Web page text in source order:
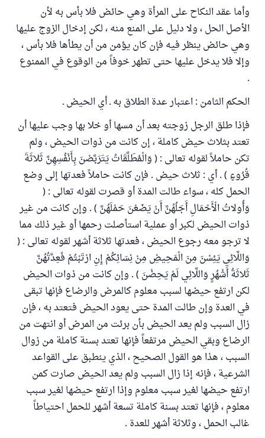
وأما عقد النكاح على المرأة وهي حائض فلا بأس به لأن
الأصل الحل ، ولا دليل على المنع منه ، لكن إدخال الزوج عليها
وهي حائض ينظر فيه فإن كان يؤمن من أن يطأها فلا بأس ،
وإلا فلا يدخل عليها حتى تطهر خوفاً من الوقوع في الممنوع
.
الحكم الثامن : اعتبار عدة الطلاق به ـ أي الحيض ـ
فإذا طلق الرجل زوجته بعد أن مسها أو خلا بها وجب عليها أن
تعتد بثلاث حيض كاملة ، إن كانت من ذوات الحيض ، ولم
تكن حاملاً لقوله تعالى : ( وَالْمُطَلَّقَاتُ يَتَرَبَّصْنَ بِأَنْفُسِهِنَّ ثَلاثَةَ
قُرُوءٍ ) . أي : ثلاث حيض . فإن كانت حاملاً فعدتها إلى وضع
الحمل كله ، سواء طالت المدة أو قصرت لقوله تعالى : (
وَأُولاتُ الْأَحْمَالِ أَجَلُهُنَّ أَنْ يَضَعْنَ حَمْلَهُنَّ ) . وإن كانت من غير
ذوات الحيض لكبر أو عملية استأصلت رحمها أو غير ذلك مما
لا ترجو معه رجوع الحيض ، فعدتها ثلاثة أشهر لقوله تعالى : (
وَاللَّائِي يَئِسْنَ مِنَ الْمَحِيضِ مِنْ نِسَائِكُمْ إِنِ ارْتَبْتُمْ فَعِدَّتُهُنَّ
ثَلاثَةُ أَشْهُرٍ وَاللَّائِي لَمْ يَحِضْنَ ) . وإن كانت من ذوات الحيض
لكن ارتفع حيضها لسبب معلوم كالمرض والرضاع فإنها تبقى
في العدة وإن طالت المدة حتى يعود الحيض فتعتد به ، فإن
زال السبب ولم يعد الحيض بأن برئت من المرض أو انتهت من
الرضاع وبقي الحيض مرتفعاً فإنها تعتد بسنة كاملة من زوال
السبب ، هذا هو القول الصحيح ، الذي ينطبق على القواعد
الشرعية ، فإنه إذا زال السبب ولم يعد الحيض صارت كمن
ارتفع حيضها لغير سبب معلوم وإذا ارتفع حيضها لغير سبب
معلوم ، فإنها تعتد بسنة كاملة تسعة أشهر للحمل احتياطاً
غالب الحمل ، وثلاثة أشهر للعدة .